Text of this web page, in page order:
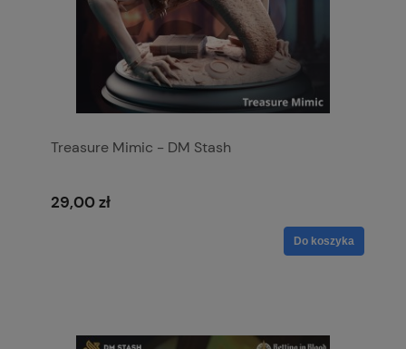
Treasure Mimic - DM Stash
29,00 zł
Do koszyka